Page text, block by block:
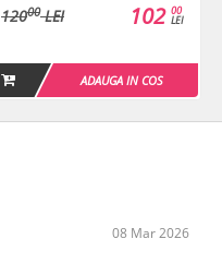
12000LEI 00
LEI
102
ADAUGA IN COS
08 Mar 2026